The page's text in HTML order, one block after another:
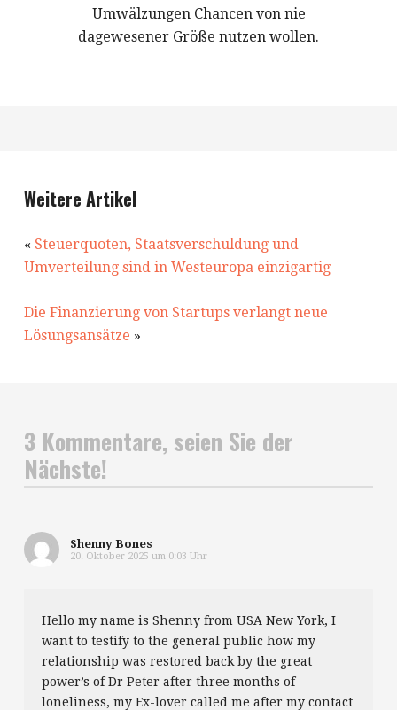
Umwälzungen Chancen von nie
dagewesener Größe nutzen wollen.
Weitere Artikel
« Steuerquoten, Staatsverschuldung und
Umverteilung sind in Westeuropa einzigartig
Die Finanzierung von Startups verlangt neue
Lösungsansätze »
3 Kommentare, seien Sie der
Nächste!
Shenny Bones
20. Oktober 2025 um 0:03 Uhr
Hello my name is Shenny from USA New York, I
want to testify to the general public how my
relationship was restored back by the great
power’s of Dr Peter after three months of
loneliness, my Ex-lover called me after my contact